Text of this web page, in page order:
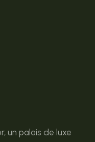
un palais de luxe